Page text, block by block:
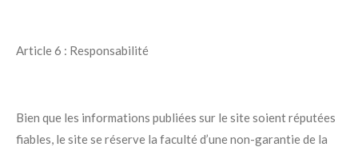
Article 6 : Responsabilité
Bien que les informations publiées sur le site soient réputées
fiables, le site se réserve la faculté d’une non-garantie de la